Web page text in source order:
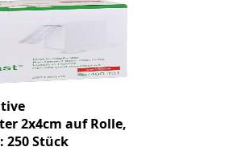
2x4cm auf Rolle,
250 Stück